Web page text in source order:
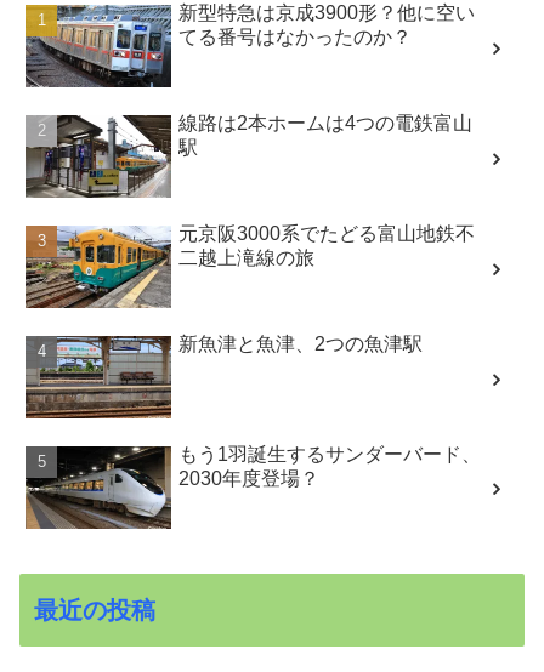
新型特急は京成3900形？他に空い
てる番号はなかったのか？
線路は2本ホームは4つの電鉄富山
駅
元京阪3000系でたどる富山地鉄不
二越上滝線の旅
新魚津と魚津、2つの魚津駅
もう1羽誕生するサンダーバード、
2030年度登場？
最近の投稿